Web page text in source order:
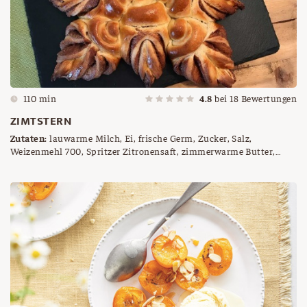
110 min 4.8 bei18 Bewertungen
ZIMTSTERN
Zutaten: lauwarme Milch, Ei, frische Germ, Zucker, Salz,
Weizenmehl 700, Spritzer Zitronensaft, zimmerwarme Butter,